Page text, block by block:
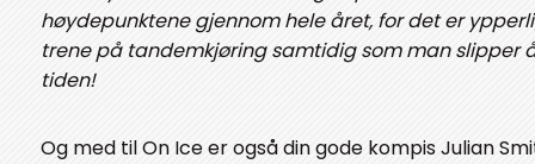
høydepunktene gjennom hele året, for det er
trene på tandemkjøring samtidig som man slipper
tiden!
Og med til On Ice er også din gode kompis Julian